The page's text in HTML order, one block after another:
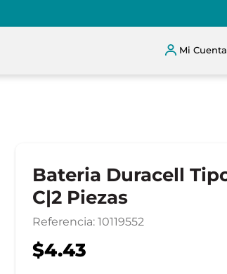
Mi Cuenta
Bateria Duracell
C|2 Piezas
Referencia: 10119552
$4.43